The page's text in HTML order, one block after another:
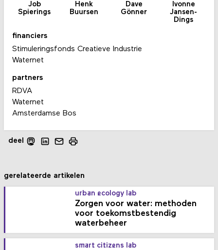
deel
Job
Spierings
Henk
Buursen
Dave
Gönner
Ivonne
Jansen-
Dings
financiers
Stimuleringsfonds Creatieve Industrie
Waternet
partners
RDVA
Waternet
Amsterdamse Bos
gerelateerde artikelen
urban ecology lab
Zorgen voor water: methoden
voor toekomstbestendig
waterbeheer
smart citizens lab